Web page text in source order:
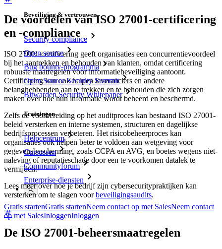
Beveiliging & vertrouwen
Security compliance
Open source
Bug bounty-programma
Open Source Security Summit
Bitwarden Security Whitepaper
Trainingen
Helpcentrum
Cursussen
Communityforum
Enterprise-diensten
Gratis startenGratis startenNeem contact op met SalesNeem contact
op met SalesInloggenInloggen
De voordelen van ISO 27001-certificering
en -compliance
ISO 27001-certificering geeft organisaties een concurrentievoordeel
bij het aantrekken en behouden van klanten, omdat certificering
robuuste maatregelen voor informatiebeveiliging aantoont.
Certificering kan ook helpen leveranciers en andere
belanghebbenden aan te trekken en te behouden die zich zorgen
maken over hoe hun informatie wordt beheerd en beschermd.
Zelfs de voorbereiding op het auditproces kan bestaand ISO 27001-
beleid versterken en interne systemen, structuren en dagelijkse
bedrijfsprocessen verbeteren. Het risicobeheerproces kan
organisaties ook helpen beter te voldoen aan wetgeving voor
gegevensbescherming, zoals CCPA en AVG, en boetes wegens niet-
naleving of reputatieschade door een te voorkomen datalek te
vermijden.
Lees meer over hoe je bedrijf zijn cybersecuritypraktijken kan
versterken om te slagen voorbeveiligingsaudits.
De ISO 27001-beheersmaatregelen